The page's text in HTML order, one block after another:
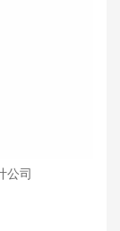
公司